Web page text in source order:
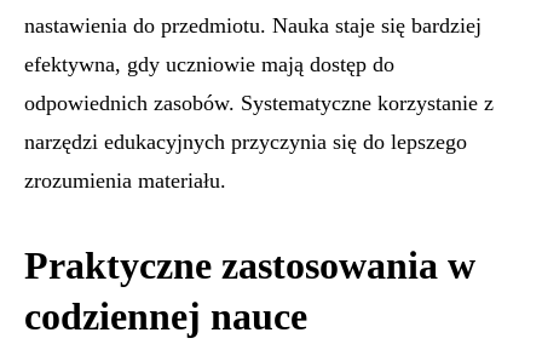
nastawienia do przedmiotu. Nauka staje się bardziej
efektywna, gdy uczniowie mają dostęp do
odpowiednich zasobów. Systematyczne korzystanie z
narzędzi edukacyjnych przyczynia się do lepszego
zrozumienia materiału.
Praktyczne zastosowania w
codziennej nauce